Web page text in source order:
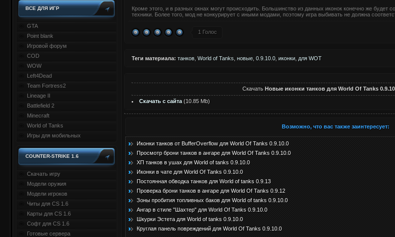
ВСЕ ДЛЯ ИГР
GTA
Point blank
Игровой форум
COD
WOW
Left4Dead
Team Fortress2
Lineage II
Battlefield 2
Minecraft
World of Tanks
Игры для мобильных
COUNTER-STRIKE 1.6
Скачать игру
Модели оружия
Модели игроков
Читы для CS 1.6
Карты для CS 1.6
Софт для CS 1.6
Готовые сервера
Кроме этого, и в разных окнах могут происходить. Большинство из данных иконок конечно же будет
техники. Более того, мод не конкурирует с иными модами, поэтому игра выбивать не должна
1 Голос
Теги материала: танков World of Tanks новые 0.9.10.0 иконки для WOT
Скачать Новые иконки танков для World Of Tanks
Скачать с сайта (10.85 Mb)
Возможно, что вас также заинтересует:
Иконки танков от BufferOverflow для World Of Tanks 0.9.10.0
Просмотр брони танков в ангаре для World Of Tanks 0.9.10.0
ХП танков в ушах для World of tanks 0.9.10.0
Иконки в чате для World Of Tanks 0.9.10.0
Постоянная обводка танков для World of tanks 0.9.13
Проверка брони танков в ангаре для World Of Tanks 0.9.12
Зоны пробития топливных баков для World of tanks 0.9.10.0
Ангар в стиле "Шахтер" для World Of Tanks 0.9.10.0
Шкурки Эстета для World of tanks 0.9.10.0
Круглая панель повреждений для World Of Tanks 0.9.10.0